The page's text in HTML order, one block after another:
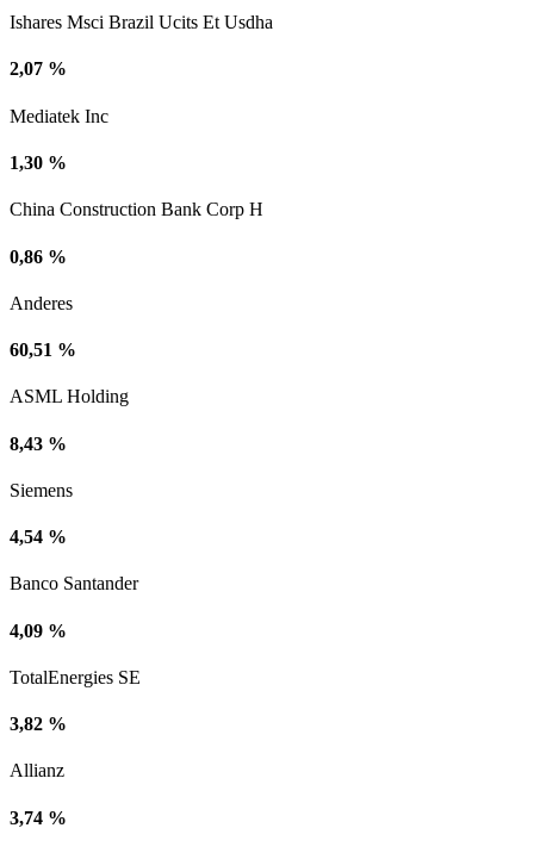
Ishares Msci Brazil Ucits Et Usdha
2,07 %
Mediatek Inc
1,30 %
China Construction Bank Corp H
0,86 %
Anderes
60,51 %
ASML Holding
8,43 %
Siemens
4,54 %
Banco Santander
4,09 %
TotalEnergies SE
3,82 %
Allianz
3,74 %